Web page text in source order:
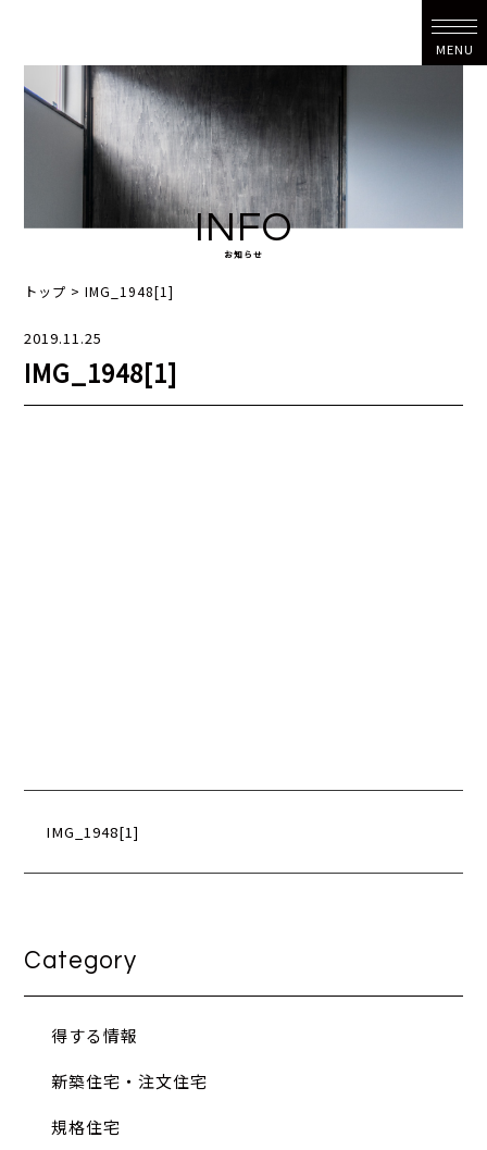
MENU
INFO
お知らせ
トップ >IMG_1948[1]
2019.11.25
IMG_1948[1]
IMG_1948[1]
Category
得する情報
新築住宅・注文住宅
規格住宅